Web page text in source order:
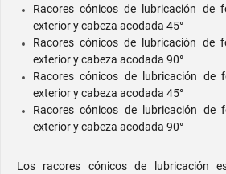
Racores cónicos de lubricación de
exterior y cabeza acodada 45°
Racores cónicos de lubricación de
exterior y cabeza acodada 90°
Racores cónicos de lubricación de
exterior y cabeza acodada 45°
Racores cónicos de lubricación de
exterior y cabeza acodada 90°
Los racores cónicos de lubricación